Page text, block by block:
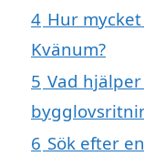
4 Hur
Kvänum?
5 Vad
6 Sök efter